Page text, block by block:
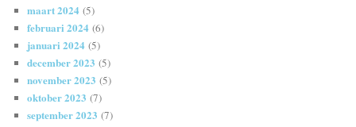
maart 2024 (5)
februari 2024 (6)
januari 2024 (5)
december 2023 (5)
november 2023 (5)
oktober 2023 (7)
september 2023 (7)